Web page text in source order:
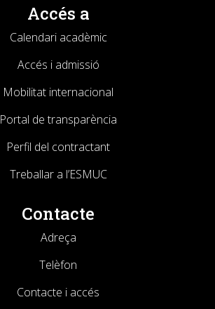
Accés a
Calendari acadèmic
Accés i admissió
Mobilitat internacional
Portal de transparència
Perfil del contractant
Treballar a l’ESMUC
Contacte
Adreça
Telèfon
Contacte i accés